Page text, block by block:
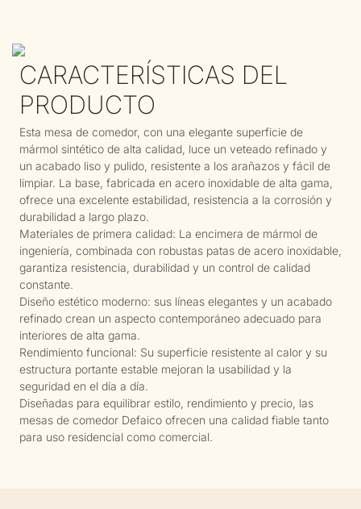
CARACTERÍSTICAS DEL
PRODUCTO
Esta mesa de comedor, con una elegante superficie de
mármol sintético de alta calidad, luce un veteado refinado y
un acabado liso y pulido, resistente a los arañazos y fácil de
limpiar. La base, fabricada en acero inoxidable de alta gama,
ofrece una excelente estabilidad, resistencia a la corrosión y
durabilidad a largo plazo.
Materiales de primera calidad: La encimera de mármol de
ingeniería, combinada con robustas patas de acero inoxidable,
garantiza resistencia, durabilidad y un control de calidad
constante.
Diseño estético moderno: sus líneas elegantes y un acabado
refinado crean un aspecto contemporáneo adecuado para
interiores de alta gama.
Rendimiento funcional: Su superficie resistente al calor y su
estructura portante estable mejoran la usabilidad y la
seguridad en el día a día.
Diseñadas para equilibrar estilo, rendimiento y precio, las
mesas de comedor Defaico ofrecen una calidad fiable tanto
para uso residencial como comercial.